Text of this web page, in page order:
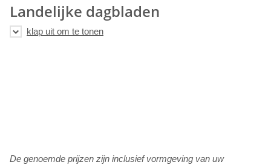
Landelijke dagbladen
De genoemde prijzen zijn inclusief vormgeving van uw